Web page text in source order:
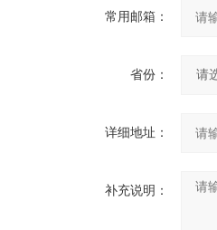
常用邮箱：
省份：
详细地址：
补充说明：